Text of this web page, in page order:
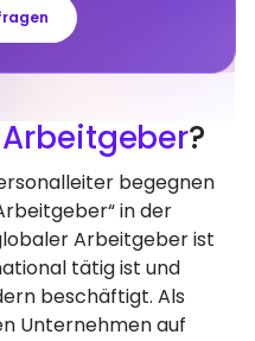
?
begegnen
in der
Arbeitgeber ist
tätig ist und
beschäftigt. Als
Unternehmen auf